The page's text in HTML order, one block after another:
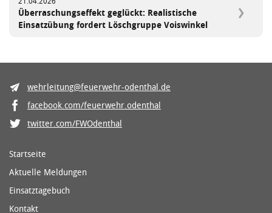
Überraschungseffekt geglückt: Realistische
Einsatzübung fordert Löschgruppe Voiswinkel
wehrleitung@feuerwehr-odenthal.de
facebook.com/feuerwehr.odenthal
twitter.com/FWOdenthal
Startseite
Aktuelle Meldungen
Einsatztagebuch
Kontakt